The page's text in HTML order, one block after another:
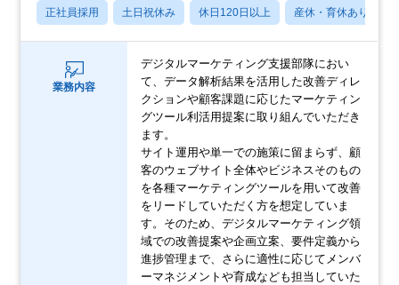
正社員採用 土日祝休み 休日120日以上 産休・育休あり
業務内容
デジタルマーケティング支援部隊におい
て、データ解析結果を活用した改善ディレ
クションや顧客課題に応じたマーケティン
グツール利活用提案に取り組んでいただき
ます。
サイト運用や単一での施策に留まらず、顧
客のウェブサイト全体やビジネスそのもの
を各種マーケティングツールを用いて改善
をリードしていただく方を想定していま
す。そのため、デジタルマーケティング領
域での改善提案や企画立案、要件定義から
進捗管理まで、さらに適性に応じてメンバ
ーマネジメントや育成なども担当していた